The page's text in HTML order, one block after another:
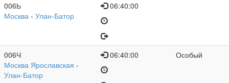
006Ь
Москва - Улан-Батор
06:40:00
006Ч
Москва Ярославская -
Улан-Батор
06:40:00 Особый